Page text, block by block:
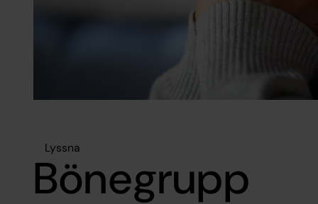
Lyssna
Bönegrupp